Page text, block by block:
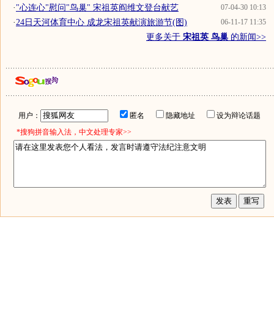
07-04-30 10:13
·"心连心"慰问"鸟巢" 宋祖英阎维文登台献艺
06-11-17 11:35
·24日天河体育中心 成龙宋祖英献演旅游节(图)
更多关于 宋祖英 鸟巢 的新闻>>
用户： 匿名 隐藏地址
设为辩论话题
*搜狗拼音输入法，中文处理专家>>